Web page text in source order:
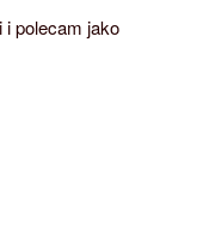
polecam jako